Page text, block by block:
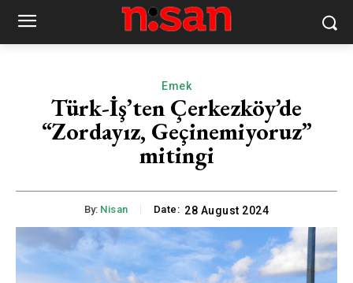
Emek
Türk-İş’ten Çerkezköy’de
“Zordayız, Geçinemiyoruz”
mitingi
By: Nisan Date: 28 August 2024